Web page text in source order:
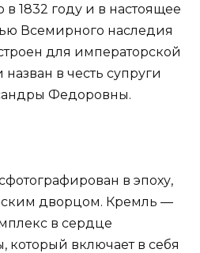
1832 году и в настоящее
Всемирного наследия
для императорской
в честь супруги
Федоровны.
в эпоху,
дворцом. Кремль —
в сердце
который включает в себя